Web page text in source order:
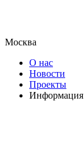
Москва
О нас
Новости
Проекты
Информация